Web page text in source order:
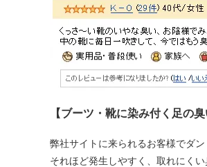
【ブーツ・靴に染み付く足の臭
弊社サイトに来られるお客様でダ
それほど発生しやすく、取れにくい